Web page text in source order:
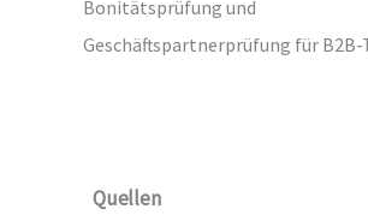
Bonitätsprüfung und
Geschäftspartnerprüfung für B2B-
Quellen